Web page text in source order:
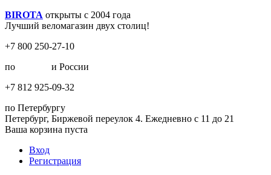
BIROTA открыты с 2004 года
Лучший веломагазин двух столиц!
+7 800 250-27-10
по
и России
+7 812 925-09-32
по Петербургу
Петербург, Биржевой переулок 4. Ежедневно с 11 до 21
Ваша корзина пуста
Вход
Регистрация